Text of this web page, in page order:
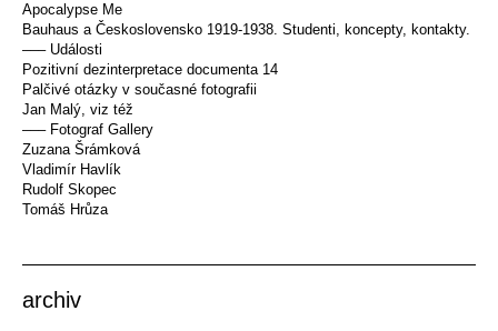
Apocalypse Me
Bauhaus a Československo 1919-1938. Studenti, koncepty, kontakty.
––– Události
Pozitivní dezinterpretace documenta 14
Palčivé otázky v současné fotografii
Jan Malý, viz též
––– Fotograf Gallery
Zuzana Šrámková
Vladimír Havlík
Rudolf Skopec
Tomáš Hrůza
archiv